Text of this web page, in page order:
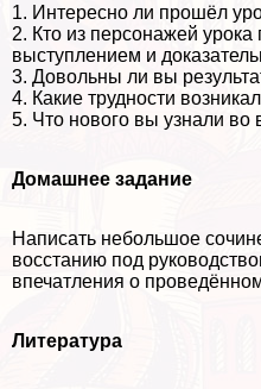
1. Интересно ли прошёл
2. Кто из персонажей
выступлением и
3. Довольны ли вы
4. Какие трудности
5. Что нового вы узнали
Домашнее задание
Написать небольшое
восстанию под
впечатления о
Литература